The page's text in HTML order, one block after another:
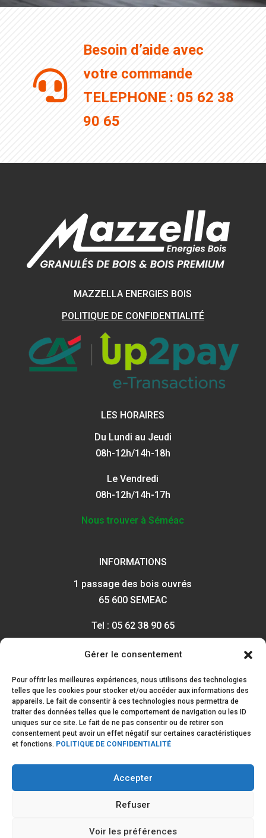
Gérer le consentement
Pour offrir les meilleures expériences, nous utilisons des technologies
telles que les cookies pour stocker et/ou accéder aux informations des
appareils. Le fait de consentir à ces technologies nous permettra de
traiter des données telles que le comportement de navigation ou les ID
uniques sur ce site. Le fait de ne pas consentir ou de retirer son
consentement peut avoir un effet négatif sur certaines caractéristiques
et fonctions. POLITIQUE DE CONFIDENTIALITÉ
Accepter
Refuser
Voir les préférences

Besoin d’aide avec
votre commande
TELEPHONE : 05 62 38
90 65
MAZZELLA ENERGIES BOIS
POLITIQUE DE CONFIDENTIALITÉ
LES HORAIRES
Du Lundi au Jeudi
08h-12h/14h-18h
Le Vendredi
08h-12h/14h-17h
Nous trouver à Séméac
INFORMATIONS
1 passage des bois ouvrés
65 600 SEMEAC
Tel : 05 62 38 90 65
Fax : 05 62 38 90 61
contact@mazzella.fr
RÉALISATION
Création de site internet
Photographie & Production de vidéos